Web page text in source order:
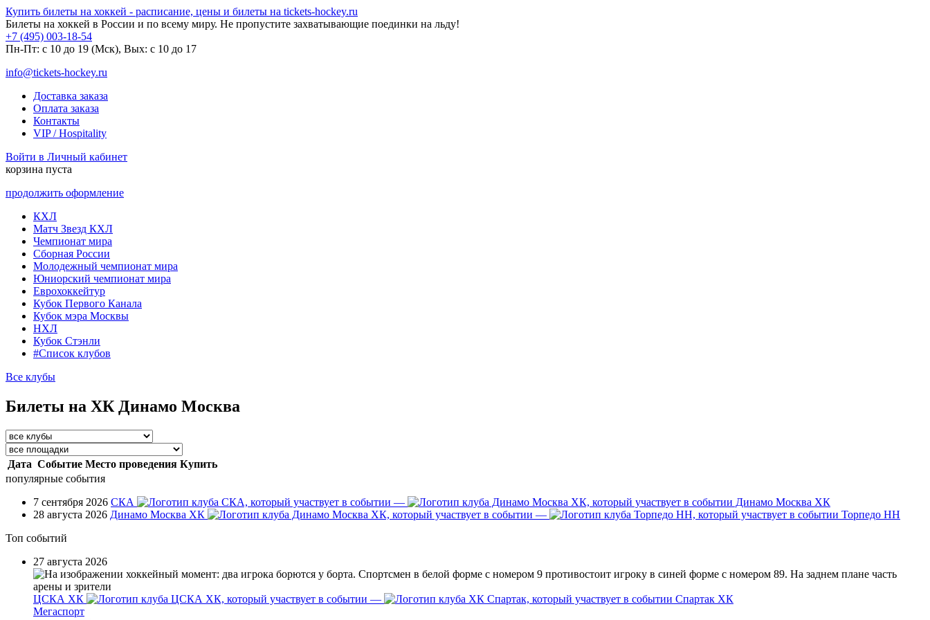
Купить билеты на хоккей - расписание, цены и билеты на tickets-hockey.ru
Билеты на хоккей в России и по всему миру. Не пропустите захватывающие поединки на льду!
+7 (495) 003-18-54
Пн-Пт: c 10 до 19 (Мск), Вых: с 10 до 17
info@tickets-hockey.ru
Доставка заказа
Оплата заказа
Контакты
VIP / Hospitality
Войти в Личный кабинет
корзина пуста
продолжить оформление
КХЛ
Матч Звезд КХЛ
Чемпионат мира
Сборная России
Молодежный чемпионат мира
Юниорский чемпионат мира
Еврохоккейтур
Кубок Первого Канала
Кубок мэра Москвы
НХЛ
Кубок Стэнли
#Список клубов
Все клубы
Билеты на ХК Динамо Москва
Дата Событие Место проведения Купить
популярные события
7 сентября 2026 СКА —
Динамо Москва ХК
28 августа 2026 Динамо Москва ХК —
Торпедо НН
Топ событий
27 августа 2026
ЦСКА ХК —
Спартак ХК
Мегаспорт